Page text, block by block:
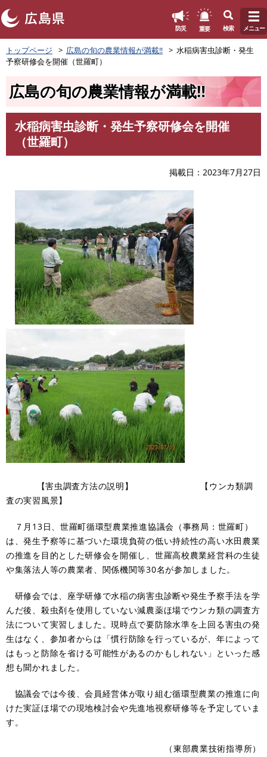
ペ
ー
防災 重要 検索 メニュー
トップページ 広島の旬の農業情報が満載‼
水稲病害虫診断・発生
予察研修会を開催（世羅町）
広島の旬の農業情報が満載‼
水稲病害虫診断・発生予察研修会を開催
（世羅町）
掲載日 2023年7月27日
【害虫調査方法の説明】 【ウンカ類調
査の実習風景】
７月13日、世羅町循環型農業推進協議会（事務局：世羅町）
は、発生予察等に基づいた環境負荷の低い持続性の高い水田農業
の推進を目的とした研修会を開催し、世羅高校農業経営科の生徒
や集落法人等の農業者、関係機関等30名が参加しました。
研修会では、座学研修で水稲の病害虫診断や発生予察手法を学
んだ後、殺虫剤を使用していない減農薬ほ場でウンカ類の調査方
法について実習しました。現時点で要防除水準を上回る害虫の発
生はなく、参加者からは「慣行防除を行っているが、年によって
はもっと防除を省ける可能性があるのかもしれない」といった感
想も聞かれました。
協議会では今後、会員経営体が取り組む循環型農業の推進に向
けた実証ほ場での現地検討会や先進地視察研修等を予定していま
す。
（東部農業技術指導所）